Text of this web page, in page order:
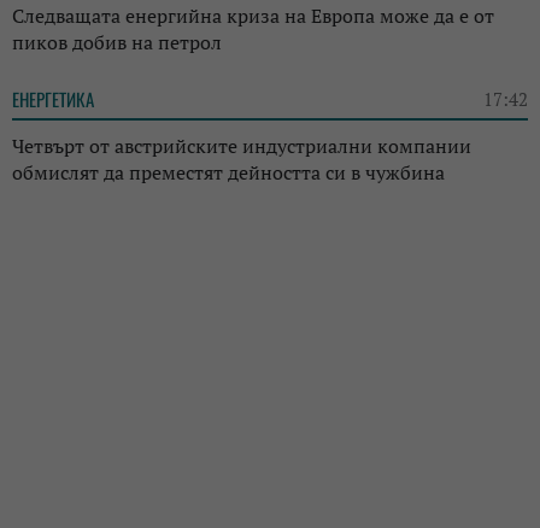
Следващата енергийна криза на Европа може да е от
пиков добив на петрол
ЕНЕРГЕТИКА 17:42
Четвърт от австрийските индустриални компании
обмислят да преместят дейността си в чужбина